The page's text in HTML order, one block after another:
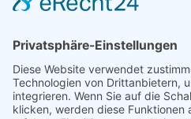
Stellenangebote: MFA ab sofort
Anfahrt
Kontakt
Impressum
Datenschutz